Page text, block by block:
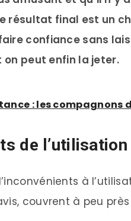
résultat final est un
confiance sans
peut enfin la jeter.
: les compagnons
de
à
couvrent à peu